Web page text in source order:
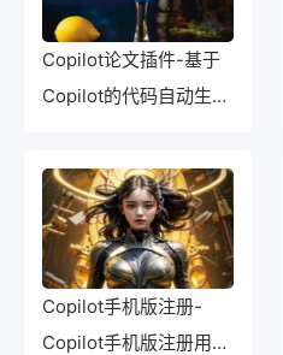
Copilot论文插件-基于
Copilot的代码自动生成
Copilot手机版注册-
Copilot手机版注册用